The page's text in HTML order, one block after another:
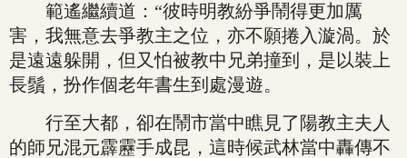
範遙繼續道：“彼時明教紛爭鬧得更加厲
害，我無意去爭教主之位，亦不願捲入漩渦。於
是遠遠躲開，但又怕被教中兄弟撞到，是以裝上
長鬚，扮作個老年書生到處漫遊。
行至大都，卻在鬧市當中瞧見了陽教主夫人
的師兄混元霹靂手成昆，這時候武林當中轟傳不